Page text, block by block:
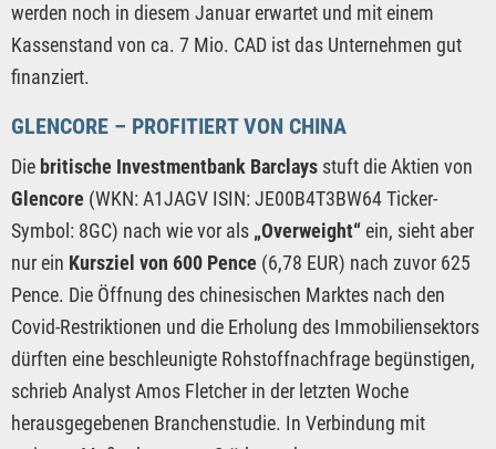
werden noch in diesem Januar erwartet und mit einem
Kassenstand von ca. 7 Mio. CAD ist das Unternehmen gut
finanziert.
GLENCORE – PROFITIERT VON CHINA
Die britische Investmentbank Barclays stuft die Aktien von
Glencore (WKN: A1JAGV ISIN: JE00B4T3BW64 Ticker-
Symbol: 8GC) nach wie vor als „Overweight“ ein, sieht aber
nur ein Kursziel von 600 Pence (6,78 EUR) nach zuvor 625
Pence. Die Öffnung des chinesischen Marktes nach den
Covid-Restriktionen und die Erholung des Immobiliensektors
dürften eine beschleunigte Rohstoffnachfrage begünstigen,
schrieb Analyst Amos Fletcher in der letzten Woche
herausgegebenen Branchenstudie. In Verbindung mit